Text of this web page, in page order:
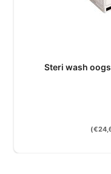
Steri wash
(€